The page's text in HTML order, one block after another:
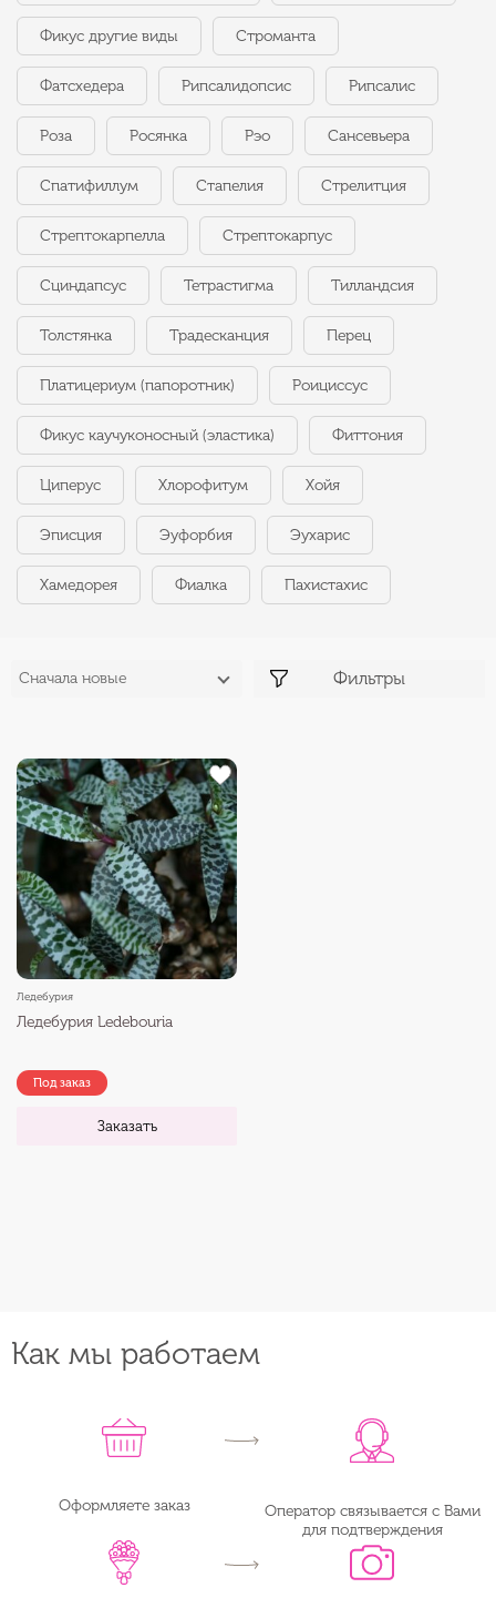
Фикус другие виды Строманта
Фатсхедера Рипсалидопсис Рипсалис
Роза Росянка Рэо Сансевьера
Спатифиллум Стапелия Стрелитция
Стрептокарпелла Стрептокарпус
Сциндапсус Тетрастигма Тилландсия
Толстянка Традесканция Перец
Платицериум (папоротник) Роициссус
Фикус каучуконосный (эластика) Фиттония
Циперус Хлорофитум Хойя
Эписция Эуфорбия Эухарис
Хамедорея Фиалка Пахистахис
Сначала новые Фильтры
Ледебурия
Ледебурия Ledebouria
Под заказ
Заказать
Как мы работаем
Оформляете заказ
Оператор связывается с Вами
для подтверждения